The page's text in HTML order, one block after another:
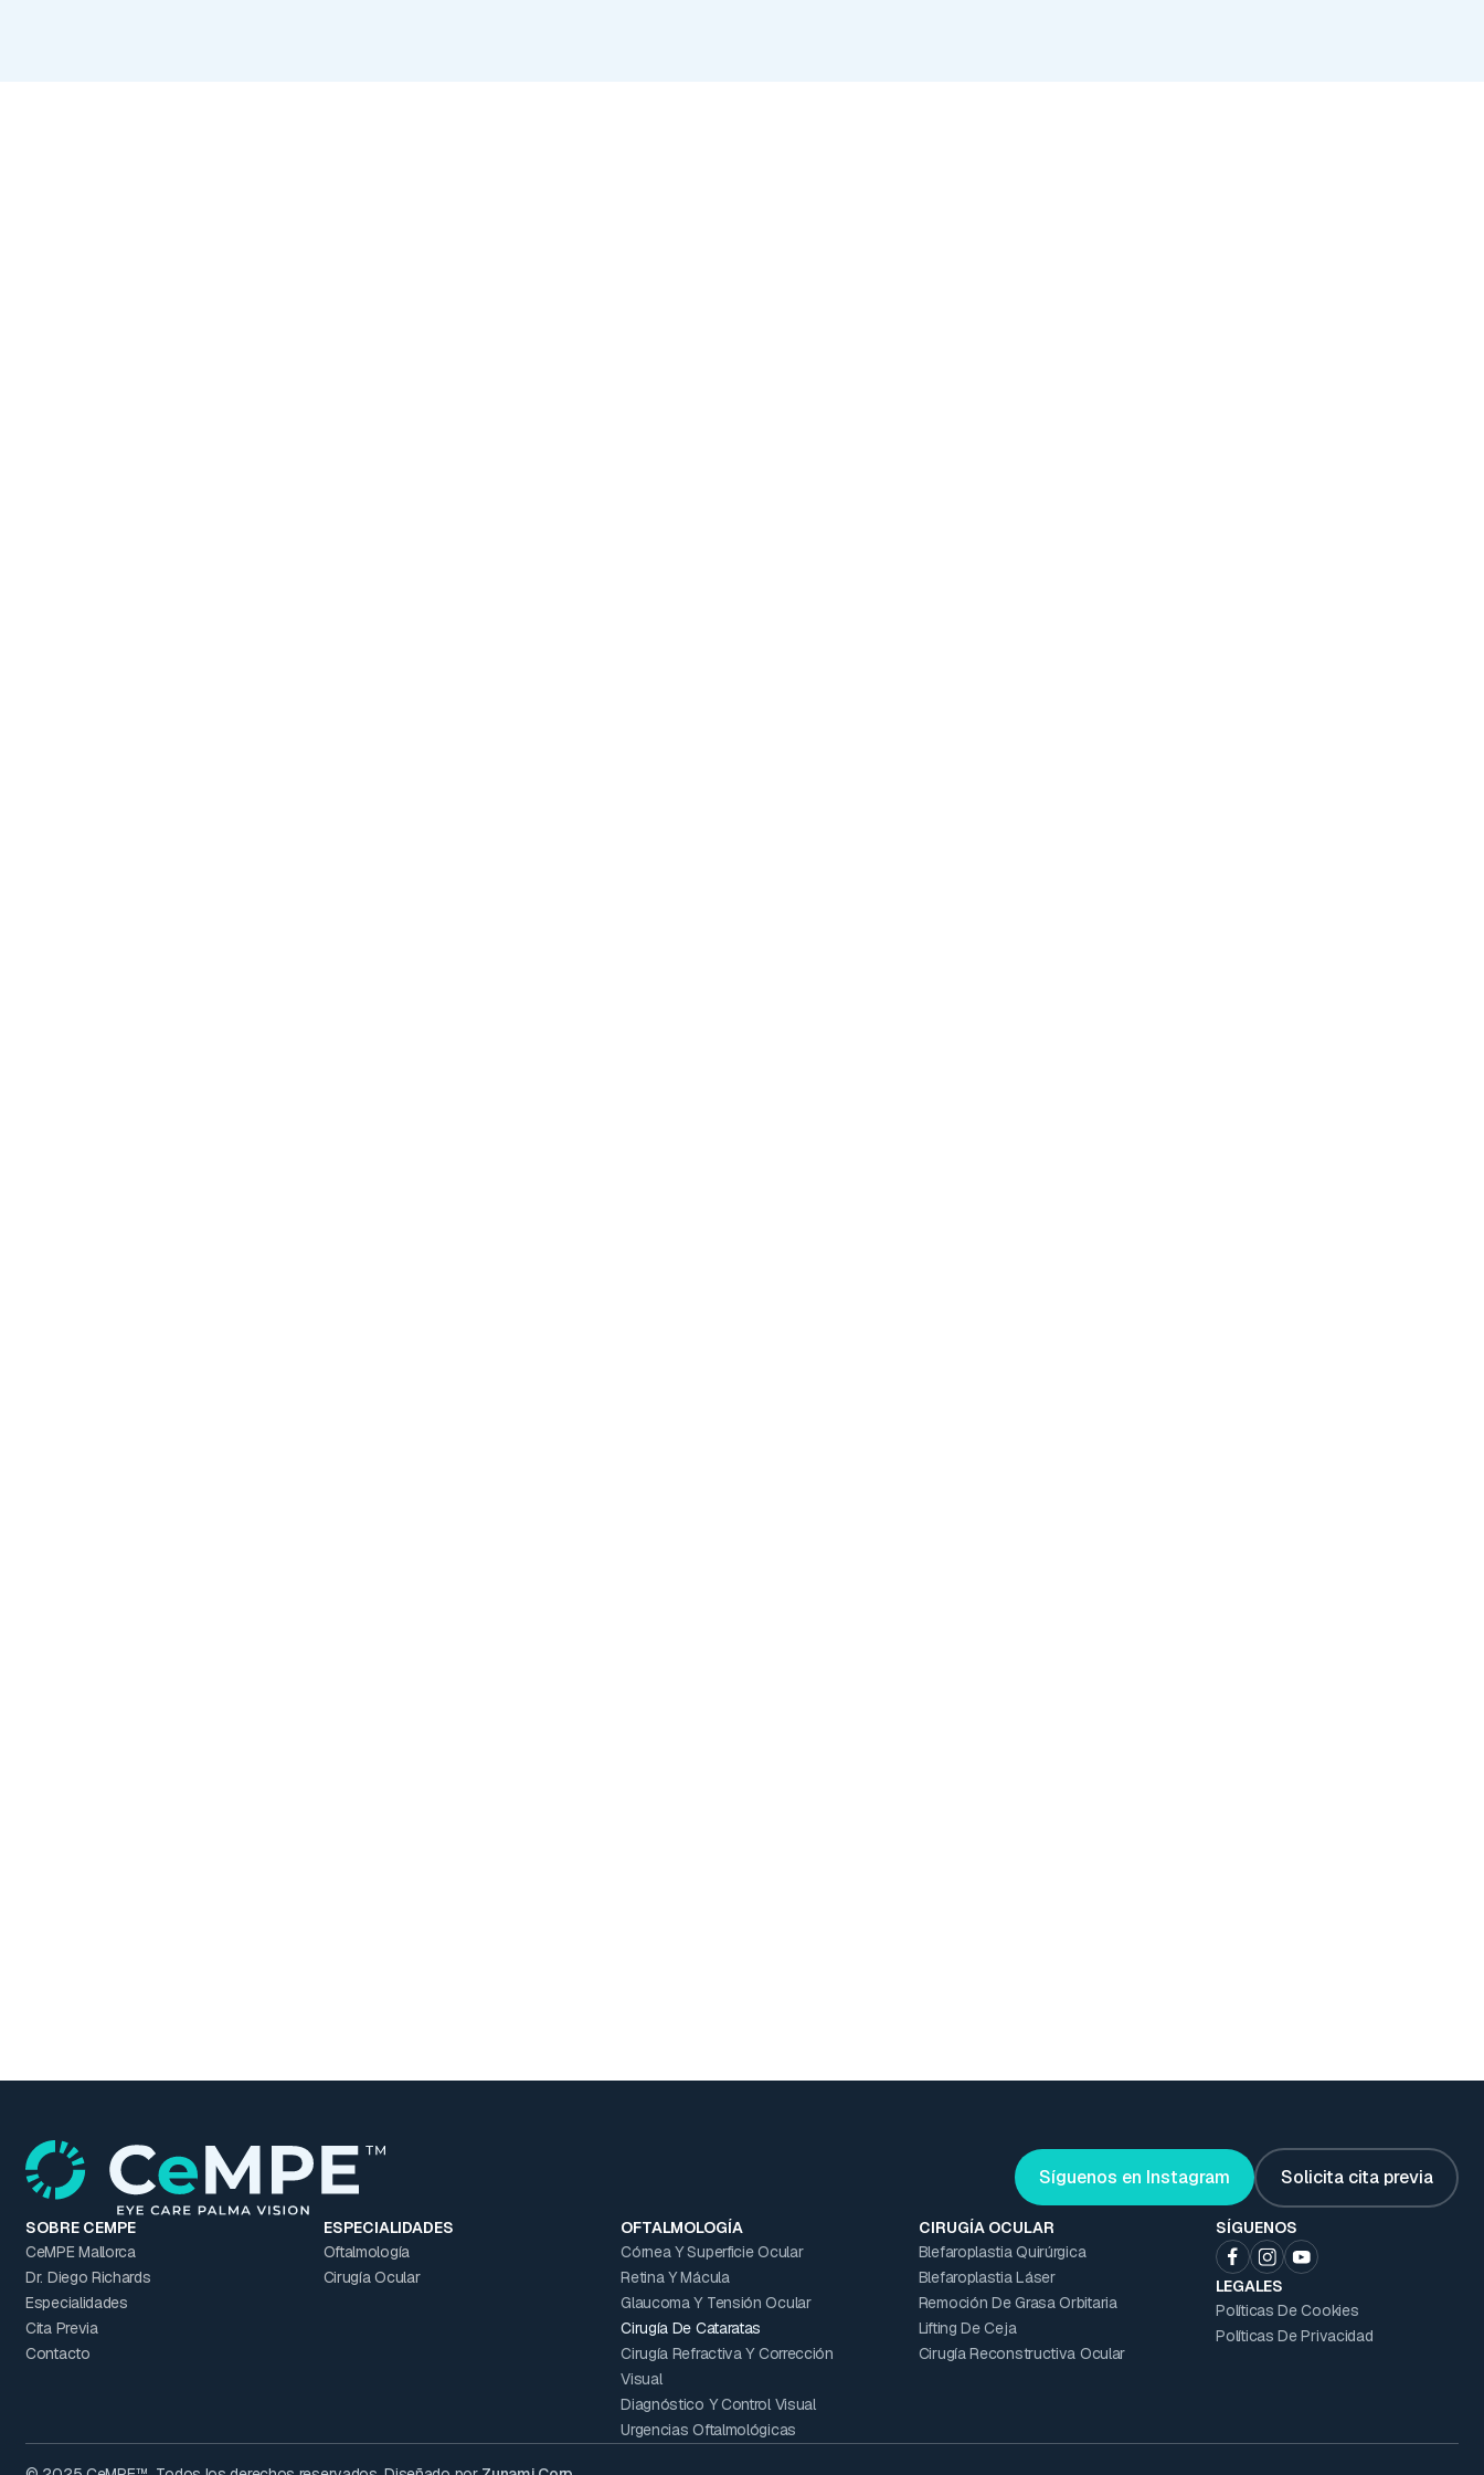
Síguenos en Instagram Solicita cita previa
SOBRE CEMPE
CeMPE Mallorca
Dr. Diego Richards
Especialidades
Cita Previa
Contacto
ESPECIALIDADES
Oftalmología
Cirugía Ocular
OFTALMOLOGÍA
Córnea Y Superficie Ocular
Retina Y Mácula
Glaucoma Y Tensión Ocular
Cirugía De Cataratas
Cirugía Refractiva Y Corrección
Visual
Diagnóstico Y Control Visual
Urgencias Oftalmológicas
CIRUGÍA OCULAR
Blefaroplastia Quirúrgica
Blefaroplastia Láser
Remoción De Grasa Orbitaria
Lifting De Ceja
Cirugía Reconstructiva Ocular
SÍGUENOS
LEGALES
Políticas De Cookies
Políticas De Privacidad